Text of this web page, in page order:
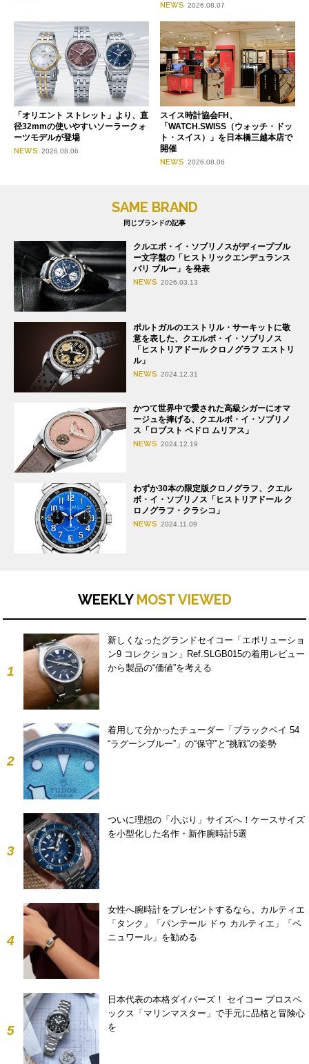
NEWS 2026.08.07
「オリエント ストレット」より、直
径32mmの使いやすいソーラークォ
ーツモデルが登場
NEWS 2026.08.06
スイス時計協会FH、
「WATCH.SWISS（ウォッチ・ドッ
ト・スイス）」を日本橋三越本店で
開催
NEWS 2026.08.06
SAME BRAND
同じブランドの記事
クルエボ・イ・ソブリノスがディープブル
ー文字盤の「ヒストリックエンデュランス
バリ ブルー」を発表
NEWS 2026.03.13
ポルトガルのエストリル・サーキットに敬
意を表した、クエルボ・イ・ソブリノス
「ヒストリアドール クロノグラフ エストリ
ル」
NEWS 2024.12.31
かつて世界中で愛された高級シガーにオマ
ージュを捧げる、クエルボ・イ・ソブリノ
ス「ロブスト ペドロ ムリアス」
NEWS 2024.12.19
わずか30本の限定版クロノグラフ、クエル
ボ・イ・ソブリノス「ヒストリアドール ク
ロノグラフ・クラシコ」
NEWS 2024.11.09
WEEKLY MOST VIEWED
1
新しくなったグランドセイコー「エボリューショ
ン9 コレクション」Ref.SLGB015の着用レビュー
から製品の“価値”を考える
2
着用して分かったチューダー「ブラックベイ 54
“ラグーンブルー”」の“保守”と“挑戦”の姿勢
3
ついに理想の「小ぶり」サイズへ！ケースサイズ
を小型化した名作・新作腕時計5選
4
女性へ腕時計をプレゼントするなら。カルティエ
「タンク」「パンテール ドゥ カルティエ」「ベ
ニュワール」を勧める
5
日本代表の本格ダイバーズ！ セイコー プロスペ
ックス「マリンマスター」で手元に品格と冒険心
を